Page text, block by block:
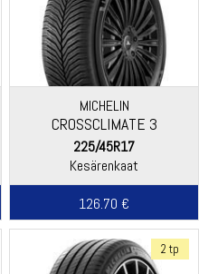
MICHELIN
CROSSCLIMATE 3
225/45R17
Kesärenkaat
126.70 €
2 tp